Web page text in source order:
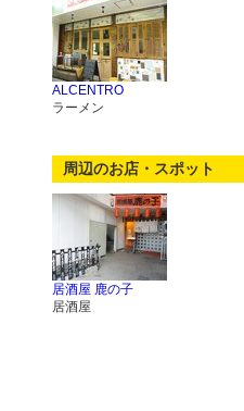
ALCENTRO
ラーメン
周辺のお店・スポット
居酒屋 鹿の子
居酒屋